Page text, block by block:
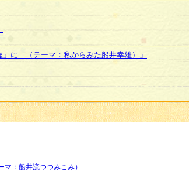
」に （テーマ：私からみた船井幸雄）」
：船井流つつみこみ）